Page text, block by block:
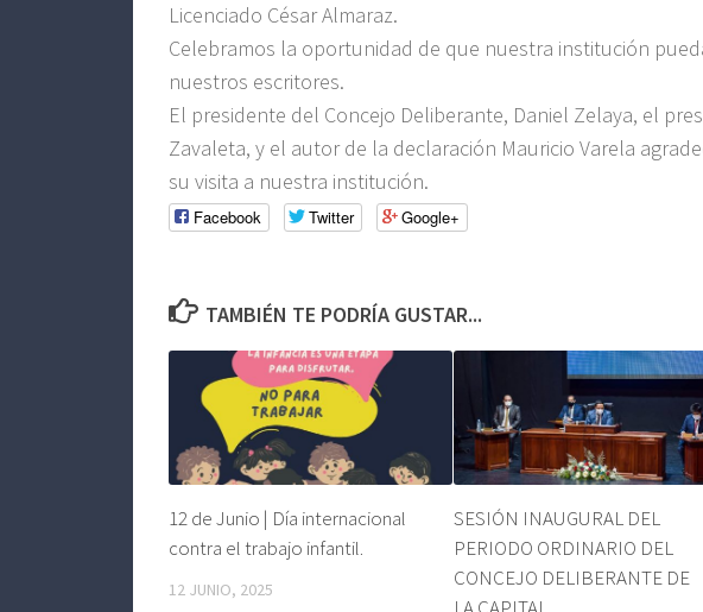
Licenciado César Almaraz.
Celebramos la oportunidad de que nuestra institución
nuestros escritores.
El presidente del Concejo Deliberante, Daniel Zelaya, el
Zavaleta, y el autor de la declaración Mauricio Varela
su visita a nuestra institución.
Facebook Twitter Google+
TAMBIÉN TE PODRÍA GUSTAR...
12 de Junio | Día internacional
contra el trabajo infantil.
12 JUNIO, 2025
SESIÓN INAUGURAL DEL
PERIODO ORDINARIO DEL
CONCEJO DELIBERANTE DE